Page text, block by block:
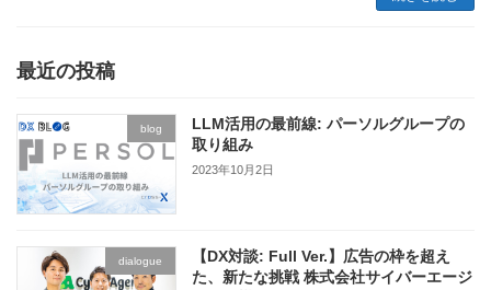
最近の投稿
blog
LLM活用の最前線: パーソルグループの
取り組み
2023年10月2日
dialogue
【DX対談: Full Ver.】広告の枠を超え
た、新たな挑戦 株式会社サイバーエージ